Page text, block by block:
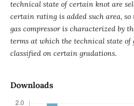
technical state of certain knot are
certain rating is added such area,
gas compressor is characterized by
terms at which the technical state of
classified on certain gradations.
Downloads